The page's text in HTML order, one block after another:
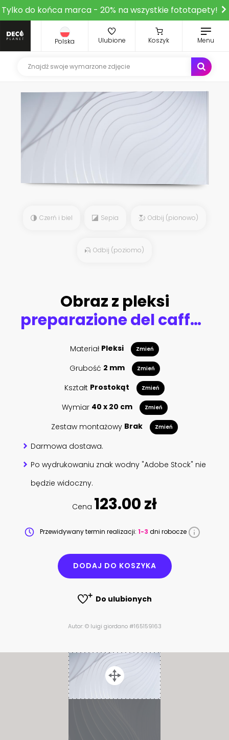
Tylko do końca marca - 20% na wszystkie fototapety!
Polska Ulubione Koszyk Menu
Czerń i biel Sepia Odbij (pionowo)
Odbij (poziomo)
Obraz z pleksi
preparazione del caffè in sequenza dal chicco alla tazzina
Materiał Pleksi Zmień
Grubość 2 mm Zmień
Kształt Prostokąt Zmień
Wymiar 40 x 20 cm Zmień
Zestaw montażowy Brak Zmień
Darmowa dostawa.
Po wydrukowaniu znak wodny "Adobe Stock" nie
będzie widoczny.
Cena 123.00 zł
Przewidywany termin realizacji: 1-3 dni robocze
DODAJ DO KOSZYKA
Do ulubionych
Autor: © luigi giordano #165159163